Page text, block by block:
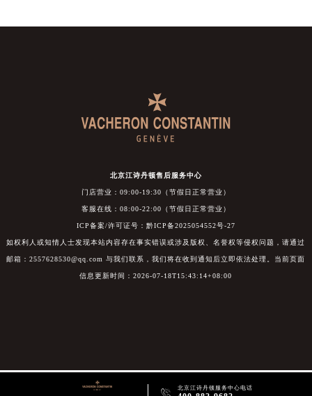
北京江诗丹顿售后服务中心
门店营业：09:00-19:30（节假日正常营业）
客服在线：08:00-22:00（节假日正常营业）
ICP备案/许可证号：黔ICP备2025054552号-27
如权利人或知情人士发现本站内容存在事实错误或涉及版权、名誉权等侵权问题，请通过
邮箱：2557628530@qq.com 与我们联系，我们将在收到通知后立即依法处理。当前页面
信息更新时间：2026-07-18T15:43:14+08:00
 北京江诗丹顿服务中心电话